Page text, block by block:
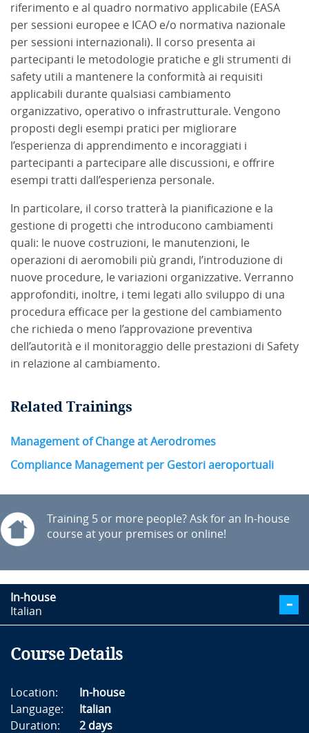
riferimento e al quadro normativo applicabile (EASA
per sessioni europee e ICAO e/o normativa nazionale
per sessioni internazionali). Il corso presenta ai
partecipanti le metodologie pratiche e gli strumenti di
safety utili a mantenere la conformità ai requisiti
applicabili durante qualsiasi cambiamento
organizzativo, operativo o infrastrutturale. Vengono
proposti degli esempi pratici per migliorare
l’esperienza di apprendimento e incoraggiati i
partecipanti a partecipare alle discussioni, e offrire
esempi tratti dall’esperienza personale.
In particolare, il corso tratterà la pianificazione e la
gestione di progetti che introducono cambiamenti
quali: le nuove costruzioni, le manutenzioni, le
operazioni di aeromobili più grandi, l’introduzione di
nuove procedure, le variazioni organizzative. Verranno
approfonditi, inoltre, i temi legati allo sviluppo di una
procedura efficace per la gestione del cambiamento
che richieda o meno l’approvazione preventiva
dell’autorità e il monitoraggio delle prestazioni di Safety
in relazione al cambiamento.
Related Trainings
Management of Change at Aerodromes
Compliance Management per Gestori aeroportuali
Training 5 or more people? Ask for an In-house
course at your premises or online!
In-house
Italian
Course Details
Location:
In-house
Language:
Italian
Duration:
2 days